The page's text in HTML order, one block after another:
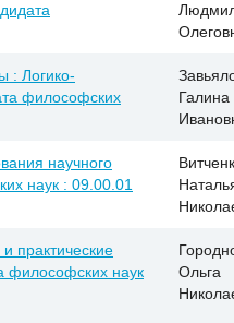
: Логико-
философских
Галина
научного
наук : 09.00.01
практические
философских наук
Ольга